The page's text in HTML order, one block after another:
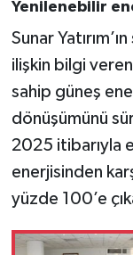
Yenilenebilir
Sunar
ilişkin bilgi
sahip güneş
dönüşümünü
2025 itibarıyla
enerjisinden
yüzde 100’e